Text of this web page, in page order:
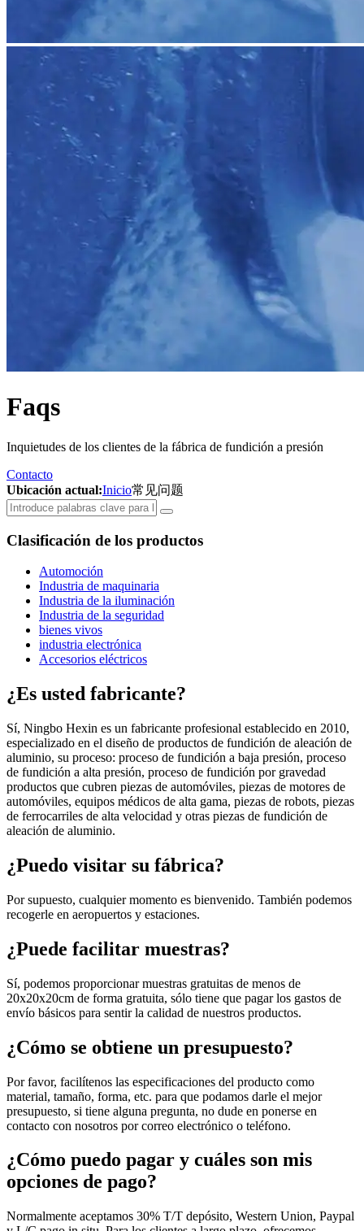
Faqs
Inquietudes de los clientes de la fábrica de fundición a presión
Contacto
Ubicación actual:Inicio常见问题
Clasificación de los productos
Automoción
Industria de maquinaria
Industria de la iluminación
Industria de la seguridad
bienes vivos
industria electrónica
Accesorios eléctricos
¿Es usted fabricante?
Sí, Ningbo Hexin es un fabricante profesional establecido en 2010,
especializado en el diseño de productos de fundición de aleación de
aluminio, su proceso: proceso de fundición a baja presión, proceso
de fundición a alta presión, proceso de fundición por gravedad
productos que cubren piezas de automóviles, piezas de motores de
automóviles, equipos médicos de alta gama, piezas de robots, piezas
de ferrocarriles de alta velocidad y otras piezas de fundición de
aleación de aluminio.
¿Puedo visitar su fábrica?
Por supuesto, cualquier momento es bienvenido. También podemos
recogerle en aeropuertos y estaciones.
¿Puede facilitar muestras?
Sí, podemos proporcionar muestras gratuitas de menos de
20x20x20cm de forma gratuita, sólo tiene que pagar los gastos de
envío básicos para sentir la calidad de nuestros productos.
¿Cómo se obtiene un presupuesto?
Por favor, facilítenos las especificaciones del producto como
material, tamaño, forma, etc. para que podamos darle el mejor
presupuesto, si tiene alguna pregunta, no dude en ponerse en
contacto con nosotros por correo electrónico o teléfono.
¿Cómo puedo pagar y cuáles son mis
opciones de pago?
Normalmente aceptamos 30% T/T depósito, Western Union, Paypal